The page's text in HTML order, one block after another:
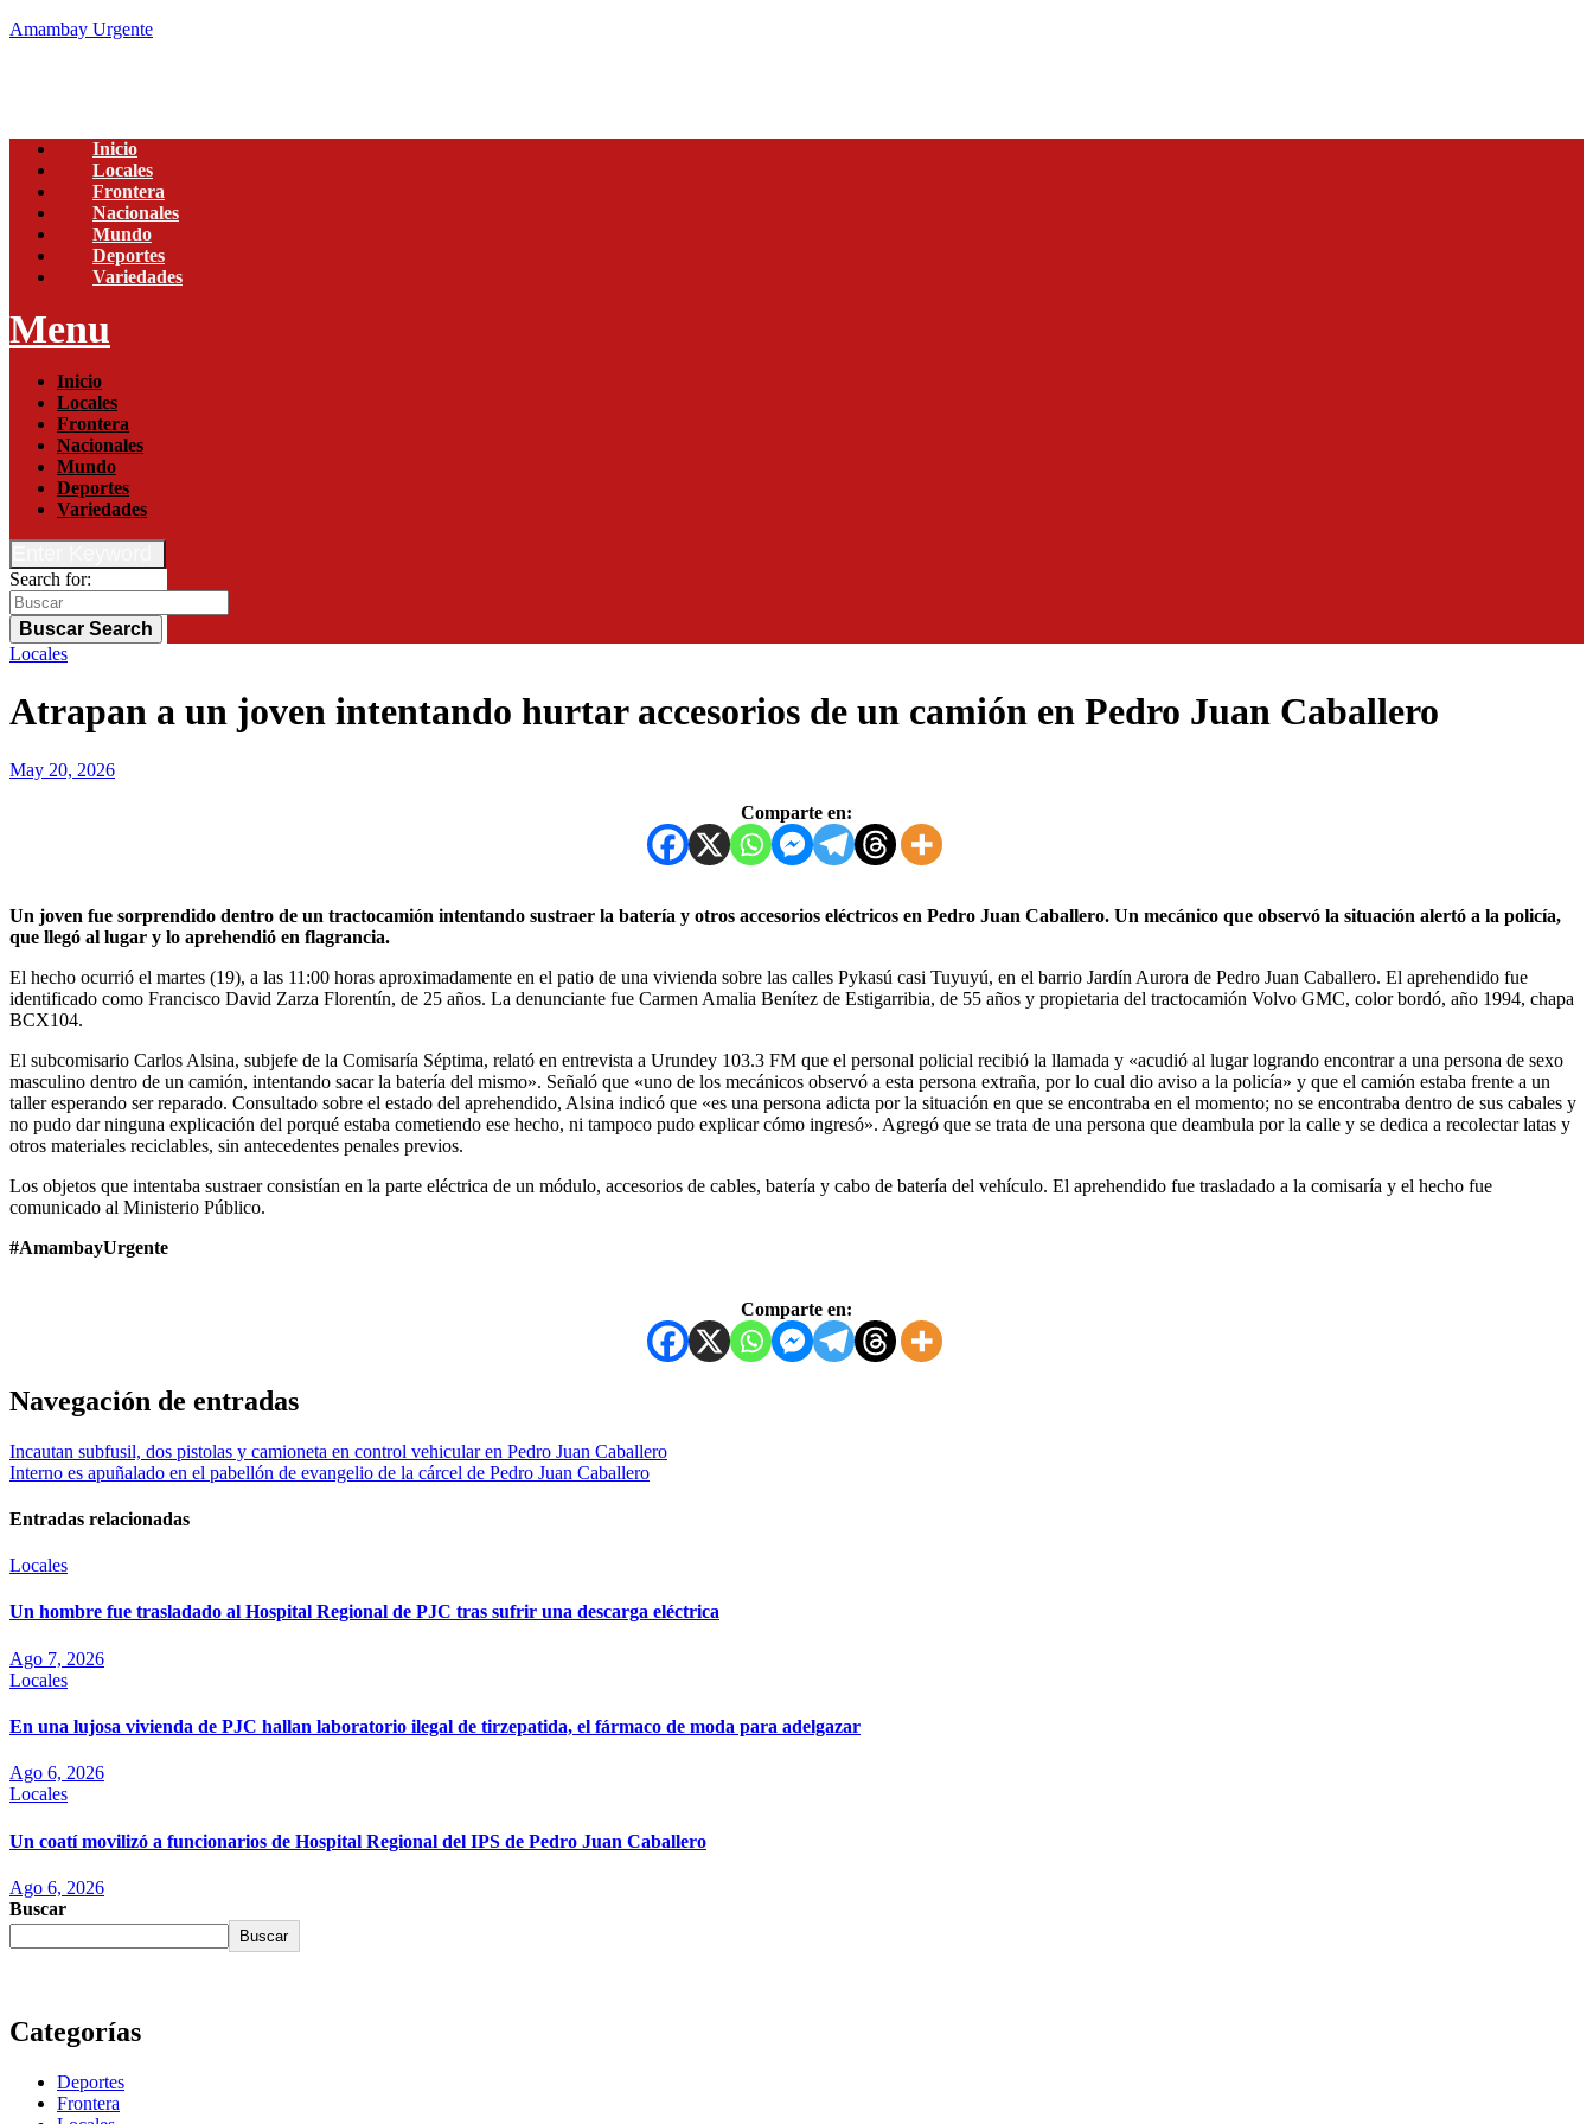
Amambay Urgente
Inicio
Locales
Frontera
Nacionales
Mundo
Deportes
Variedades
Menu
Inicio
Locales
Frontera
Nacionales
Mundo
Deportes
Variedades
Search for:
Buscar Search
Locales
Atrapan a un joven intentando hurtar accesorios de un camión en Pedro Juan Caballero
May 20, 2026
Comparte en:
Un joven fue sorprendido dentro de un tractocamión intentando sustraer la batería y otros accesorios eléctricos en Pedro Juan Caballero. Un mecánico que observó la situación alertó a la policía,
que llegó al lugar y lo aprehendió en flagrancia.
El hecho ocurrió el martes (19), a las 11:00 horas aproximadamente en el patio de una vivienda sobre las calles Pykasú casi Tuyuyú, en el barrio Jardín Aurora de Pedro Juan Caballero. El aprehendido fue
identificado como Francisco David Zarza Florentín, de 25 años. La denunciante fue Carmen Amalia Benítez de Estigarribia, de 55 años y propietaria del tractocamión Volvo GMC, color bordó, año 1994, chapa
BCX104.
El subcomisario Carlos Alsina, subjefe de la Comisaría Séptima, relató en entrevista a Urundey 103.3 FM que el personal policial recibió la llamada y «acudió al lugar logrando encontrar a una persona de sexo
masculino dentro de un camión, intentando sacar la batería del mismo». Señaló que «uno de los mecánicos observó a esta persona extraña, por lo cual dio aviso a la policía» y que el camión estaba frente a un
taller esperando ser reparado. Consultado sobre el estado del aprehendido, Alsina indicó que «es una persona adicta por la situación en que se encontraba en el momento; no se encontraba dentro de sus cabales y
no pudo dar ninguna explicación del porqué estaba cometiendo ese hecho, ni tampoco pudo explicar cómo ingresó». Agregó que se trata de una persona que deambula por la calle y se dedica a recolectar latas y
otros materiales reciclables, sin antecedentes penales previos.
Los objetos que intentaba sustraer consistían en la parte eléctrica de un módulo, accesorios de cables, batería y cabo de batería del vehículo. El aprehendido fue trasladado a la comisaría y el hecho fue
comunicado al Ministerio Público.
#AmambayUrgente
Comparte en:
Navegación de entradas
Incautan subfusil, dos pistolas y camioneta en control vehicular en Pedro Juan Caballero
Interno es apuñalado en el pabellón de evangelio de la cárcel de Pedro Juan Caballero
Entradas relacionadas
Locales
Un hombre fue trasladado al Hospital Regional de PJC tras sufrir una descarga eléctrica
Ago 7, 2026
Locales
En una lujosa vivienda de PJC hallan laboratorio ilegal de tirzepatida, el fármaco de moda para adelgazar
Ago 6, 2026
Locales
Un coatí movilizó a funcionarios de Hospital Regional del IPS de Pedro Juan Caballero
Ago 6, 2026
Buscar
Buscar
Categorías
Deportes
Frontera